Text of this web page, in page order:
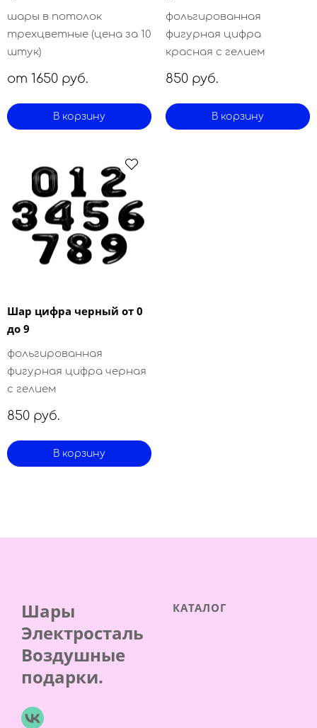
шары в потолок
трехцветные (цена за 10
штук)
от 1650 руб.
В корзину
фольгированная
фигурная цифра
красная с гелием
850 руб.
В корзину
Шар цифра черный от 0
до 9
фольгированная
фигурная цифра черная
с гелием
850 руб.
В корзину
Шары
Электросталь
Воздушные
подарки.
КАТАЛОГ